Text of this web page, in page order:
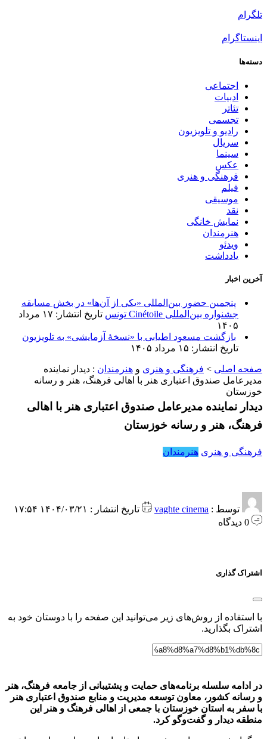
تلگرام
اینستاگرام
دسته‌ها
اجتماعی
ادبیات
تئاتر
تجسمی
رادیو و تلویزیون
سریال
سینما
عکس
فرهنگی و هنری
فیلم
موسیقی
نقد
نمایش خانگی
هنرمندان
ویدئو
یادداشت
آخرین اخبار
پنجمین حضور بین‌المللی «یکی از آن‌ها» در بخش مسابقه
جشنواره بین‌المللی Cinétoile تونس
تاریخ انتشار: ۱۷ مرداد
۱۴۰۵
بازگشت مسعود اطیابی با «نسخهٔ آزمایشی» به تلویزیون
تاریخ انتشار: ۱۵ مرداد ۱۴۰۵
صفحه اصلی > فرهنگی و هنری و هنرمندان : دیدار نماینده
مدیرعامل صندوق اعتباری هنر با اهالی فرهنگ، هنر و رسانه
خوزستان
دیدار نماینده مدیرعامل صندوق اعتباری هنر با اهالی
فرهنگ، هنر و رسانه خوزستان
فرهنگی و هنری هنرمندان
توسط : vaghte cinema
تاریخ انتشار : ۱۴۰۴/۰۳/۲۱ ۱۷:۵۴
اشتراک گذاری
با استفاده از روش‌های زیر می‌توانید این صفحه را با دوستان خود به
اشتراک بگذارید.
در ادامه سلسله برنامه‌های حمايت و پشتيبانی از جامعه فرهنگ، هنر
و رسانه کشور، معاون توسعه مديريت و منابع صندوق اعتباری هنر
با سفر به استان خوزستان با جمعی از اهالی فرهنگ و هنر اين
منطقه ديدار و گفت‌وگو کرد.